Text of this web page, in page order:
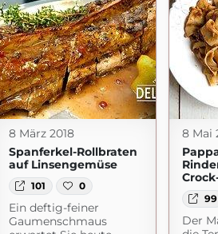
8 März 2018
Spanferkel-Rollbraten
auf Linsengemüse
101 0
Ein deftig-feiner
Gaumenschmaus
8 Mai
99
Der